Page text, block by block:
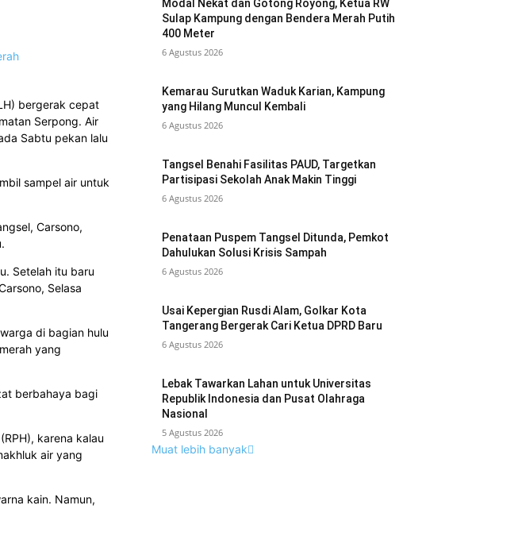
bergerak cepat
Serpong. Air
Sabtu pekan lalu
sampel air untuk
Carsono,
Setelah itu baru
Selasa
di bagian hulu
yang
berbahaya bagi
karena kalau
air yang
kain. Namun,
Modal Nekat dan Gotong Royong, Ketua RW
Sulap Kampung dengan Bendera Merah Putih
400 Meter
6 Agustus 2026
Kemarau Surutkan Waduk Karian, Kampung
yang Hilang Muncul Kembali
6 Agustus 2026
Tangsel Benahi Fasilitas PAUD, Targetkan
Partisipasi Sekolah Anak Makin Tinggi
6 Agustus 2026
Penataan Puspem Tangsel Ditunda, Pemkot
Dahulukan Solusi Krisis Sampah
6 Agustus 2026
Usai Kepergian Rusdi Alam, Golkar Kota
Tangerang Bergerak Cari Ketua DPRD Baru
6 Agustus 2026
Lebak Tawarkan Lahan untuk Universitas
Republik Indonesia dan Pusat Olahraga
Nasional
5 Agustus 2026
Muat lebih banyak